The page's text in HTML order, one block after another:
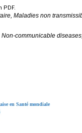
PDF.
Maladies non
communicable
en Santé mondiale